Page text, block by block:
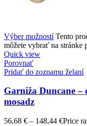
Výber možností Tento
môžete vybrať na stránke
Quick view
Porovnať
Pridať do zoznamu želaní
Garniža Duncane
mosadz
56,68 € – 148,44 €Price